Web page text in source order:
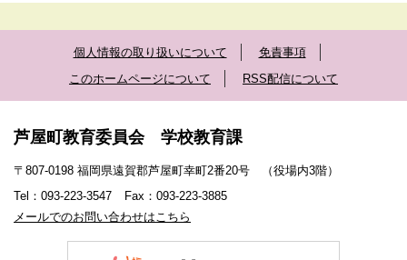
個人情報の取り扱いについて
免責事項
このホームページについて
RSS配信について
芦屋町教育委員会 学校教育課
〒807-0198 福岡県遠賀郡芦屋町幸町2番20号 （役場内3階）
Tel：093-223-3547
Fax：093-223-3885
メールでのお問い合わせはこちら